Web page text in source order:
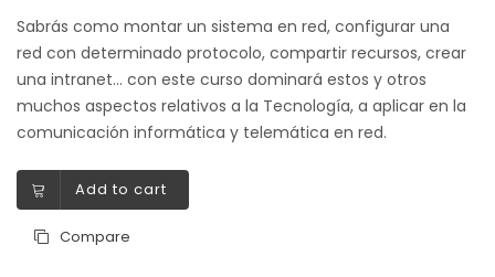
Sabrás como montar un sistema en red, configurar una
red con determinado protocolo, compartir recursos, crear
una intranet… con este curso dominará estos y otros
muchos aspectos relativos a la Tecnología, a aplicar en la
comunicación informática y telemática en red.
Add to cart
Compare